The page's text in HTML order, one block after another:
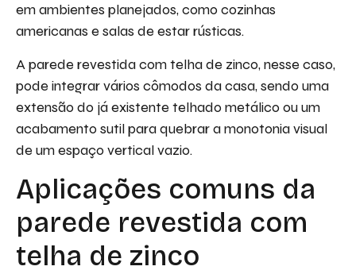
em ambientes planejados, como cozinhas
americanas e salas de estar rústicas.
A parede revestida com telha de zinco, nesse caso,
pode integrar vários cômodos da casa, sendo uma
extensão do já existente telhado metálico ou um
acabamento sutil para quebrar a monotonia visual
de um espaço vertical vazio.
Aplicações comuns da
parede revestida com
telha de zinco